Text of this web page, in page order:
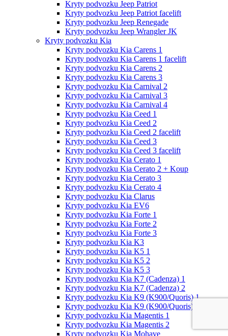
Kryty podvozku Jeep Patriot
Kryty podvozku Jeep Patriot facelift
Kryty podvozku Jeep Renegade
Kryty podvozku Jeep Wrangler JK
Kryty podvozku Kia
Kryty podvozku Kia Carens 1
Kryty podvozku Kia Carens 1 facelift
Kryty podvozku Kia Carens 2
Kryty podvozku Kia Carens 3
Kryty podvozku Kia Carnival 2
Kryty podvozku Kia Carnival 3
Kryty podvozku Kia Carnival 4
Kryty podvozku Kia Ceed 1
Kryty podvozku Kia Ceed 2
Kryty podvozku Kia Ceed 2 facelift
Kryty podvozku Kia Ceed 3
Kryty podvozku Kia Ceed 3 facelift
Kryty podvozku Kia Cerato 1
Kryty podvozku Kia Cerato 2 + Koup
Kryty podvozku Kia Cerato 3
Kryty podvozku Kia Cerato 4
Kryty podvozku Kia Clarus
Kryty podvozku Kia EV6
Kryty podvozku Kia Forte 1
Kryty podvozku Kia Forte 2
Kryty podvozku Kia Forte 3
Kryty podvozku Kia K3
Kryty podvozku Kia K5 1
Kryty podvozku Kia K5 2
Kryty podvozku Kia K5 3
Kryty podvozku Kia K7 (Cadenza) 1
Kryty podvozku Kia K7 (Cadenza) 2
Kryty podvozku Kia K9 (K900/Quoris) 1
Kryty podvozku Kia K9 (K900/Quoris) 2
Kryty podvozku Kia Magentis 1
Kryty podvozku Kia Magentis 2
Kryty podvozku Kia Mohave